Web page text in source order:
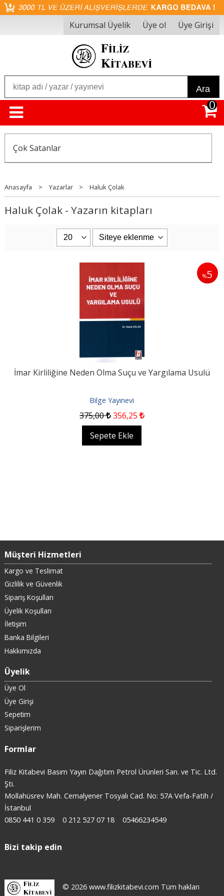
Kurumsal Üyelik Üye ol Üye Girişi
Ara
0
Çok Satanlar
Anasayfa > Yazarlar > Haluk Çolak
Haluk Çolak - Yazarın kitapları
%5
İmar Kirliliğine Neden Olma Suçu ve Yargılama Usulü
Bilge Yayınevi
375,00 356,25
Sepete Ekle
Müşteri Hizmetleri
Kargo ve Teslimat
Gizlilik ve Güvenlik
Sipariş Koşulları
Üyelik Koşulları
İletişim
Banka Bilgileri
Hakkımızda
Üyelik
Üye Ol
Üye Girişi
Sepetim
Siparişlerim
Formlar
Filiz Kitabevi Basım Yayın Dağıtım Petrol Ürünleri San. ve Tic. Ltd.
Şti.
Mollahüsrev Mah. Cemalyener Tosyalı Cad. No: 57A Vefa-Fatih /
İstanbul
0850 441 0 359
0 212 527 07 18 05466234549
Bizi takip edin
© 2026 www.filizkitabevi.com Tüm hakları